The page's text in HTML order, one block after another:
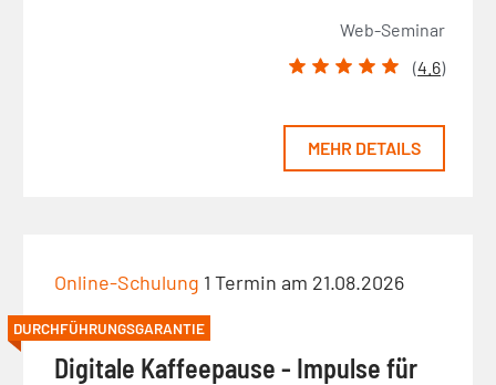
Web-Seminar
(4.6)
MEHR DETAILS
Online-Schulung 1 Termin am 21.08.2026
DURCHFÜHRUNGSGARANTIE
Digitale Kaffeepause - Impulse für